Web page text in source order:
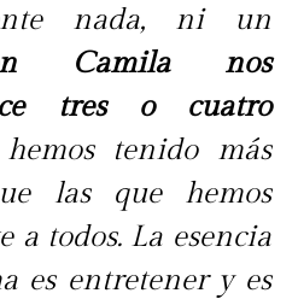
reality reforzó su
de una historia en
insistió en que
y actuar de
principios no
nada, ni un
Camila nos
tres o cuatro
tenido más
las que hemos
a todos. La esencia
es entretener y es